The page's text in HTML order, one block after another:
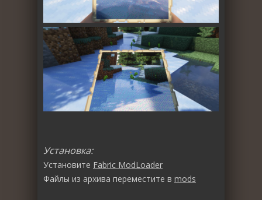
Установка:
Установите Fabric ModLoader
Файлы из архива переместите в mods